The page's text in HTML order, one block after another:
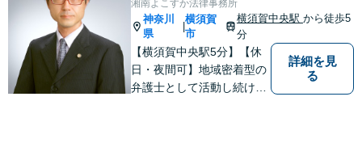
湘南よこすか法律事務所
神奈川
県
横須賀
市
横須賀中央駅 から徒歩5
分
【横須賀中央駅5分】【休
日・夜間可】地域密着型の
弁護士として活動し続けて
詳細を見
る